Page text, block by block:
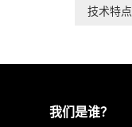
技术特点
我们是谁？